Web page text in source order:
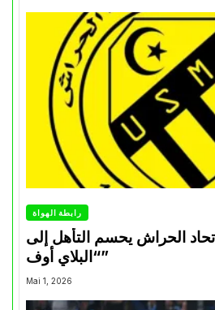
رابطة الهواة
اتحاد الحراش يحسم التأهل إلى
“البلاي أوف”
Mai 1, 2026